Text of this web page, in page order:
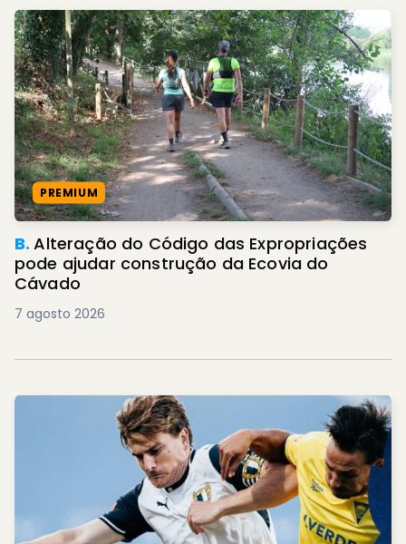
PREMIUM
B.Alteração do Código das Expropriações
pode ajudar construção da Ecovia do
Cávado
7 agosto 2026